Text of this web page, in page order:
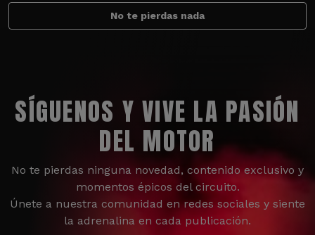
No te pierdas nada
SÍGUENOS Y VIVE LA PASIÓN
DEL MOTOR
No te pierdas ninguna novedad, contenido exclusivo y
momentos épicos del circuito.
Únete a nuestra comunidad en redes sociales y siente
la adrenalina en cada publicación.